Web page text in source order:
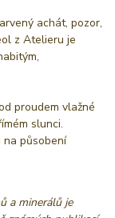
achát, pozor,
z Atelieru je
proudem vlažné
slunci.
na působení
a minerálů je